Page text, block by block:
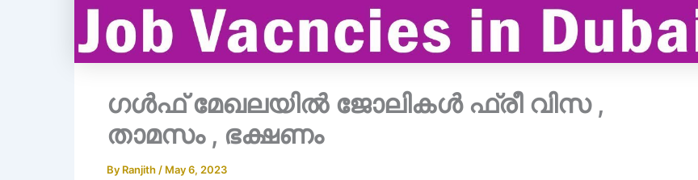
ഗൾഫ് മേഖലയിൽ ജോലികൾ ഫ്രീ വിസ ,
താമസം , ഭക്ഷണം
By Ranjith / May 6, 2023